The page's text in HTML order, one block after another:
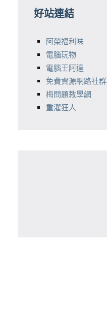
好站連結
阿榮福利味
電腦玩物
電腦王阿達
免費資源網路社群
梅問題教學網
重灌狂人